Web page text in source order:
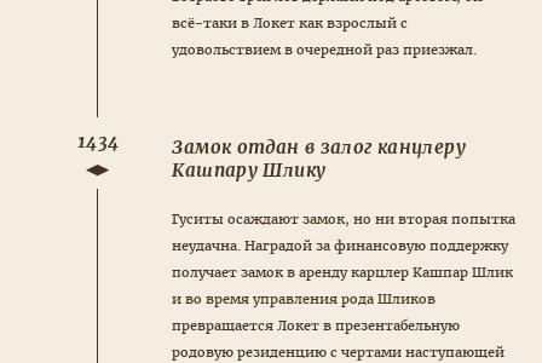
всё-таки в Локет как взрослый с
удовольствием в очередной раз приезжал.
1434
Замок отдан в залог канцлеру
Кашпару Шлику
Гуситы осаждают замок, но ни вторая попытка
неудачна. Наградой за финансовую поддержку
получает замок в аренду карцлер Кашпар Шлик
и во время управления рода Шликов
превращается Локет в презентабельную
родовую резиденцию с чертами наступающей